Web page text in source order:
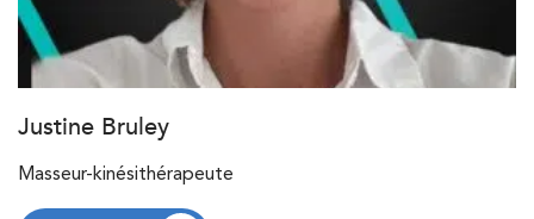
Justine Bruley
Masseur-kinésithérapeute